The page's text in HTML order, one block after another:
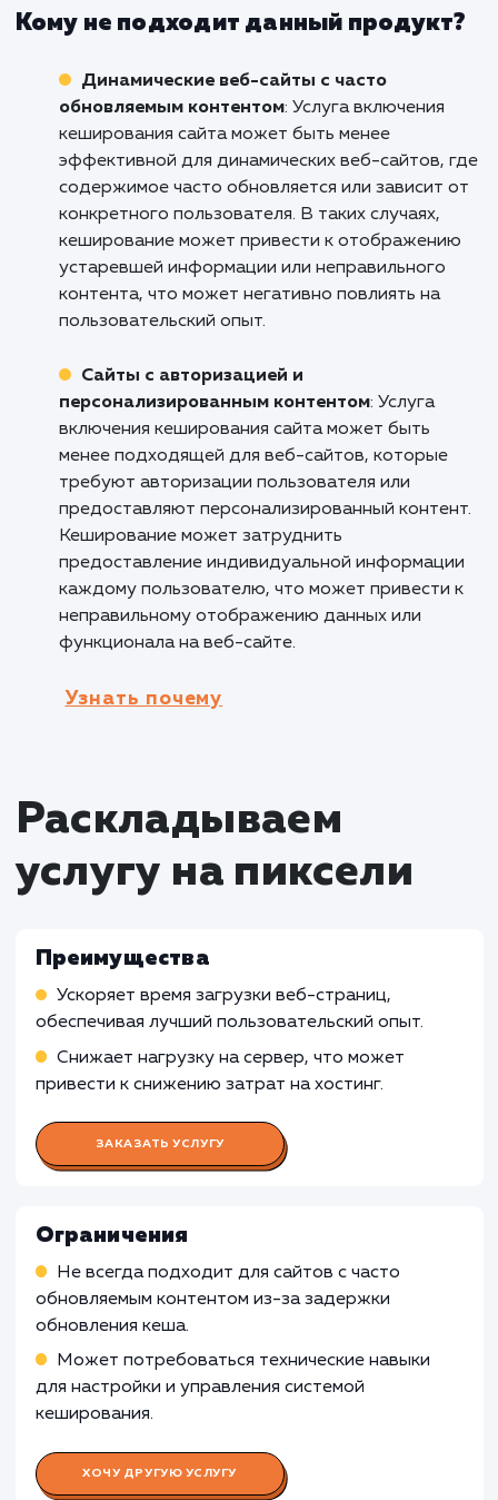
онлайн-магазинов и бизнесов электронной
коммерции. Она способствует ускорению
загрузки страниц товаров, категорий и
покупателя, что повышает скорость
заказов и улучшает пользовательский опыт.
Кроме того, использование кеширования
позволяет снизить нагрузку на сервер и
повысить масштабируемость онлайн-
Корпоративные веб-сайты
включения кеширования сайта является
которые представляют информацию о
компании, ее продуктах и услугах. Она
обеспечивает быструю загрузку
страниц, таких как "О нас", "Контакты" и
улучшая пользовательский опыт и
повышению доверия пользователей к
Кому не подходит данный
Динамические веб-сайты с часто
кеширования сайта может быть менее
кеширование может привести к
контента, что может негативно повлиять на
Сайты с авторизацией и
персонализированным контентом
включения кеширования сайта может быть
менее подходящей для веб-сайтов, которые
требуют авторизации пользователя или
предоставляют персонализированный
Кеширование может затруднить
предоставление индивидуальной
неправильному отображению данных или
функционала на веб-сайте.
Узнать почему
Раскладываем